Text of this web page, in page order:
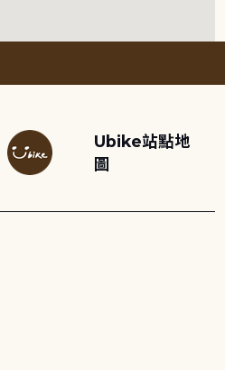
Ubike站點地
圖